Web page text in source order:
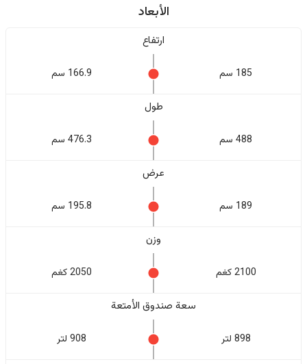
الأبعاد
ارتفاع
185 سم 166.9 سم
طول
488 سم 476.3 سم
عرض
189 سم 195.8 سم
وزن
2100 كغم 2050 كغم
سعة صندوق الأمتعة
898 لتر 908 لتر